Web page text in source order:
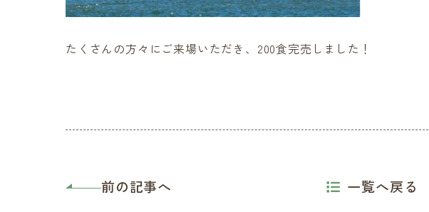
たくさんの方々にご来場いただき、200食完売しました！
前の記事へ 一覧へ戻る